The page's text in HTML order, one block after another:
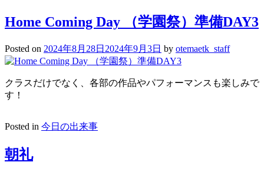
Home Coming Day （学園祭）準備DAY3
Posted on 2024年8月28日 2024年9月3日 by otemaetk_staff
クラスだけでなく、各部の作品やパフォーマンスも楽しみで
す！
Posted in 今日の出来事
朝礼